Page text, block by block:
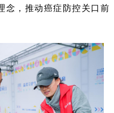
念，推动癌症防控关口前